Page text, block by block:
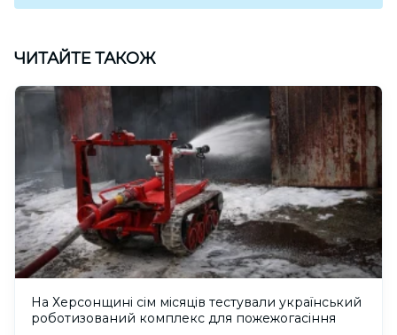
ЧИТАЙТЕ ТАКОЖ
На Херсонщині сім місяців тестували український
роботизований комплекс для пожежогасіння